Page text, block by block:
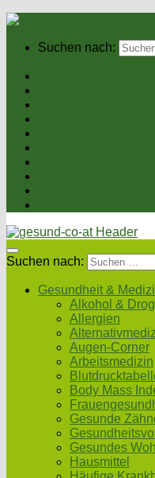
Suchen nach:
Suchen nach:
Gesundheit &
Alkohol &
Allergien
Augen-Corner
Arbeitsmedizin
Body Mass
Gesunde
Gesundes
Hausmittel